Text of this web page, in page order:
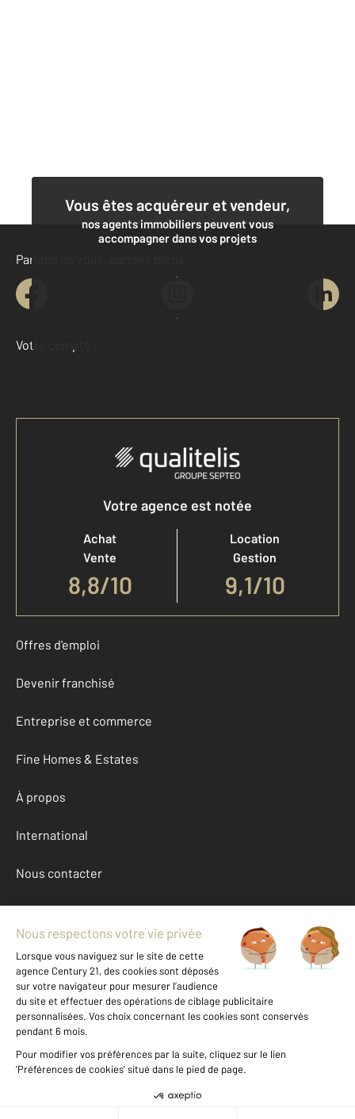
Vous êtes acquéreur et vendeur,
nos agents immobiliers peuvent vous
accompagner dans vos projets
Contacter l'agence
Demander une estimation
Parlons de vous, parlons biens
Votre compte :
Accéder à mon compte
Votre agence est notée
Achat
Vente
8,8/10
Location
Gestion
9,1/10
Offres d'emploi
Devenir franchisé
Entreprise et commerce
Fine Homes & Estates
À propos
International
Nous contacter
Mentions légales & CGU et Barèmes d'honoraires
Données personnelles
Gestionnaire des cookies
Location appartement autour de LAVAL (53000)